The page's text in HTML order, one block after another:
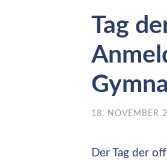
Tag
18. NOVEMBER
Der Tag der